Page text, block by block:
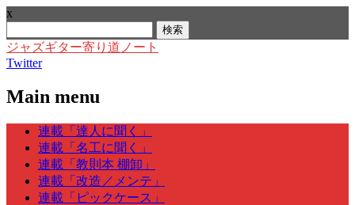
x
索:
ジャズギター寄り道ノート
Twitter
Main menu
Skip
content
連載「達人に聞く」
連載「名工に聞く」
連載「教則本 棚卸」
連載「改造／メンテ」
連載「ピックケース」